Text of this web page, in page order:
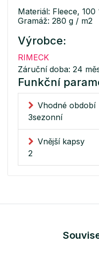
Materiál: Fleece,
Gramáž: 280 g / m2
Výrobce:
RIMECK
Záruční doba: 24
Funkční
Vhodné období
3sezonní
Vnější kapsy
2